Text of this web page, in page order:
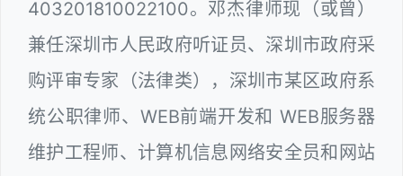
403201810022100。邓杰律师现（或曾）
兼任深圳市人民政府听证员、深圳市政府采
购评审专家（法律类），深圳市某区政府系
统公职律师、WEB前端开发和 WEB服务器
维护工程师、计算机信息网络安全员和网站